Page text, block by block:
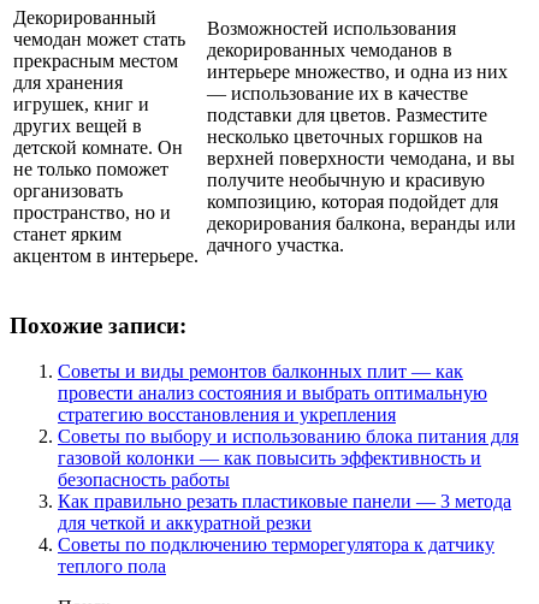
Декорированный
чемодан может стать
прекрасным местом
для хранения
игрушек, книг и
других вещей в
детской комнате. Он
не только поможет
организовать
пространство, но и
станет ярким
акцентом в интерьере.
Возможностей использования
декорированных чемоданов в
интерьере множество, и одна из них
— использование их в качестве
подставки для цветов. Разместите
несколько цветочных горшков на
верхней поверхности чемодана, и вы
получите необычную и красивую
композицию, которая подойдет для
декорирования балкона, веранды или
дачного участка.
Похожие записи:
Советы и виды ремонтов балконных плит — как
провести анализ состояния и выбрать оптимальную
стратегию восстановления и укрепления
Советы по выбору и использованию блока питания для
газовой колонки — как повысить эффективность и
безопасность работы
Как правильно резать пластиковые панели — 3 метода
для четкой и аккуратной резки
Советы по подключению терморегулятора к датчику
теплого пола